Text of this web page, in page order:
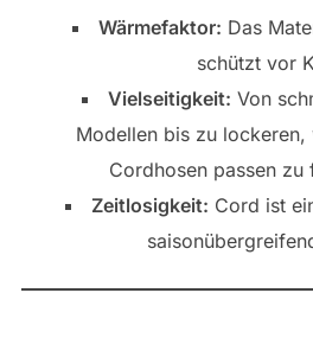
Wärmefaktor: Das
schützt vor
Vielseitigkeit: Von
Modellen bis zu lockeren,
Cordhosen passen zu
Zeitlosigkeit: Cord ist